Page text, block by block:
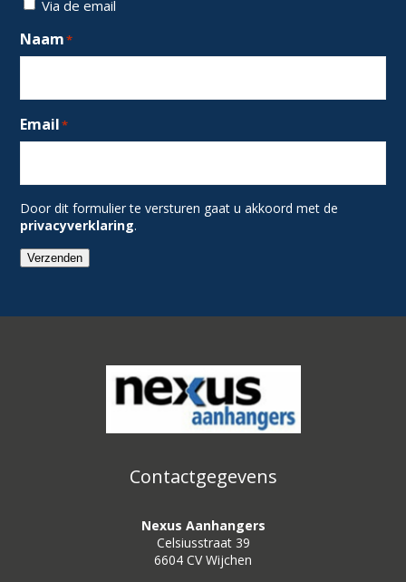
Via de email
Naam*
Email*
Door dit formulier te versturen gaat u akkoord met de
privacyverklaring.
Verzenden
Contactgegevens
Nexus Aanhangers
Celsiusstraat 39
6604 CV Wijchen